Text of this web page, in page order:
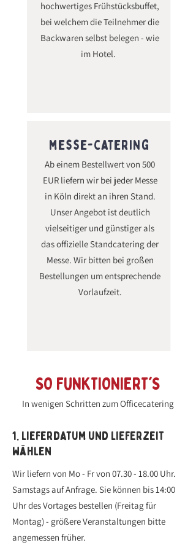
hochwertiges Frühstücksbuffet,
bei welchem die Teilnehmer die
Backwaren selbst belegen - wie
im Hotel.
messe-catering
Ab einem Bestellwert von 500
EUR liefern wir bei jeder Messe
in Köln direkt an ihren Stand.
Unser Angebot ist deutlich
vielseitiger und günstiger als
das offizielle Standcatering der
Messe. Wir bitten bei großen
Bestellungen um entsprechende
Vorlaufzeit.
SO FUNKTIONIERT'S
In wenigen Schritten zum Officecatering
1. Lieferdatum und Lieferzeit
wählen
Wir liefern von Mo - Fr von 07.30 - 18.00 Uhr.
Samstags auf Anfrage. Sie können bis 14:00
Uhr des Vortages bestellen (Freitag für
Montag) - größere Veranstaltungen bitte
angemessen früher.